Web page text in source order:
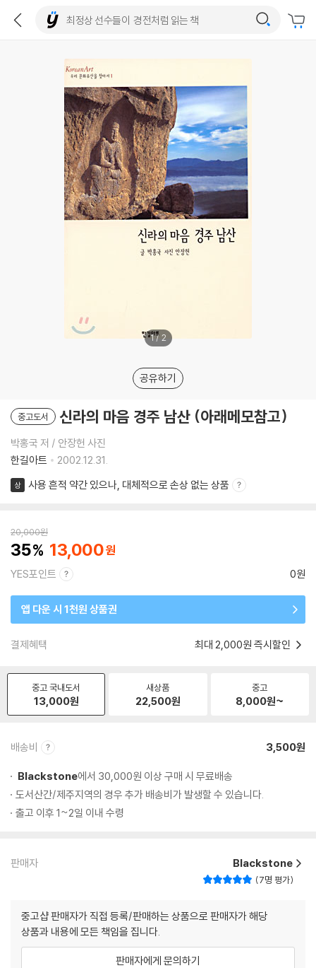
1/ 2
공유하기
중고도서 신라의 마음 경주 남산 (아래메모참고)
박홍국 저 / 안장헌 사진
한길아트
2002.12.31.
상 사용 흔적 약간 있으나, 대체적으로 손상 없는 상품
20,000원
35 13,000
YES포인트 0원
앱 다운 시 1천원 상품권
결제혜택 최대 2,000원 즉시할인
중고 국내도서
13,000원
새상품
22,500원
중고
8,000원~
배송비 3,500원
Blackstone에서 30,000원 이상 구매 시 무료배송
도서산간/제주지역의 경우 추가 배송비가 발생할 수 있습니다.
출고 이후 1~2일 이내 수령
판매자 Blackstone
7명 평가
중고샵 판매자가 직접 등록/판매하는 상품으로 판매자가 해당
상품과 내용에 모든 책임을 집니다.
판매자에게 문의하기